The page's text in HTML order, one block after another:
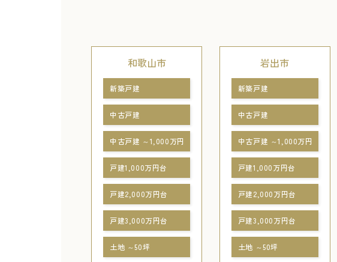
和歌山市
新築戸建
中古戸建
中古戸建 ～1,000万円
戸建1,000万円台
戸建2,000万円台
戸建3,000万円台
土地 ～50坪
岩出市
新築戸建
中古戸建
中古戸建 ～1,000万円
戸建1,000万円台
戸建2,000万円台
戸建3,000万円台
土地 ～50坪